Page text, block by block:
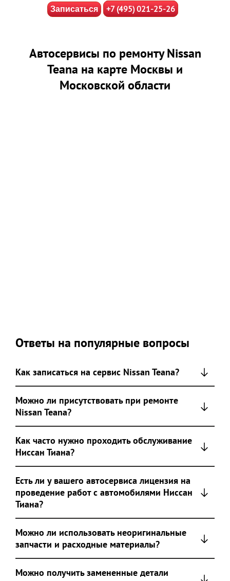
Записаться +7 (495) 021-25-26
Автосервисы по ремонту Nissan
Teana на карте Москвы и
Московской области
Ответы на популярные вопросы
Как записаться на сервис Nissan Teana?
Можно ли присутствовать при ремонте
Nissan Teana?
Как часто нужно проходить обслуживание
Ниссан Тиана?
Есть ли у вашего автосервиса лицензия на
проведение работ с автомобилями Ниссан
Тиана?
Можно ли использовать неоригинальные
запчасти и расходные материалы?
Можно получить замененные детали